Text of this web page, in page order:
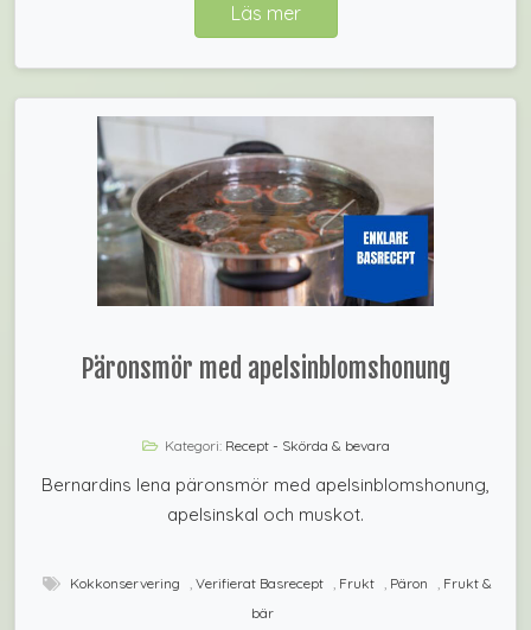
Läs mer
Päronsmör med apelsinblomshonung
Kategori: Recept - Skörda & bevara
Bernardins lena päronsmör med apelsinblomshonung,
apelsinskal och muskot.
Kokkonservering , Verifierat Basrecept , Frukt , Päron , Frukt &
bär